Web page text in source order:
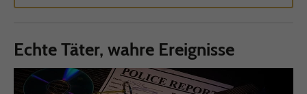
Echte Täter, wahre Ereignisse
Zweck
Benutzer. Es wird benötigt um z. B. den
Sicherheitscode des Kontaktformulars zu
überprüfen.